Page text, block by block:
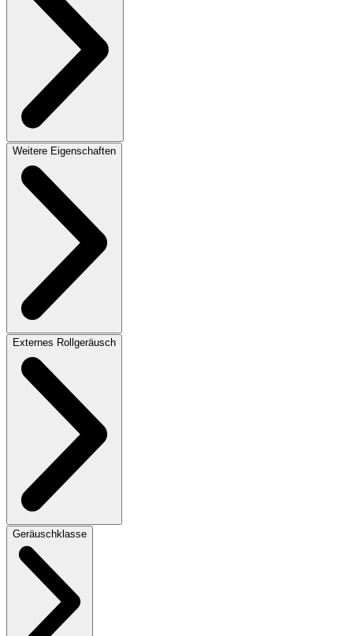
Weitere Eigenschaften
Externes Rollgeräusch
Geräuschklasse